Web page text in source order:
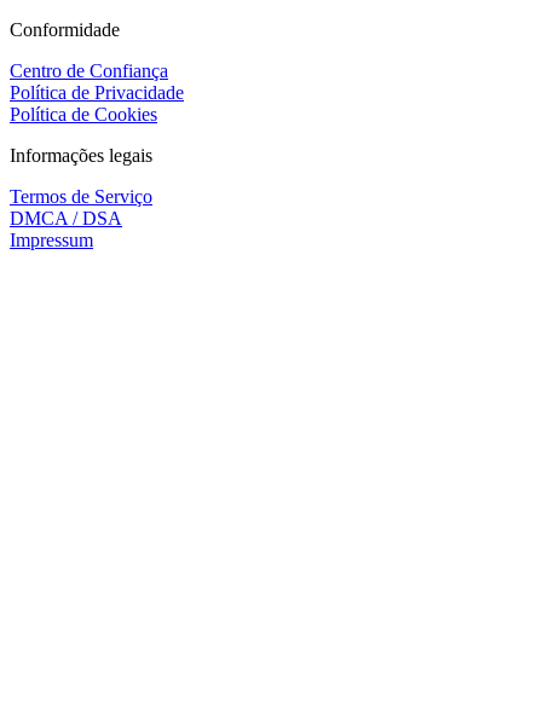
Conformidade
Centro de Confiança
Política de Privacidade
Política de Cookies
Informações legais
Termos de Serviço
DMCA / DSA
Impressum